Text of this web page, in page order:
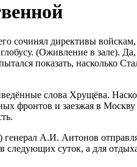
сочинял директивы
(Оживление в зале). Да,
показать, насколько
слова Хрущёва.
фронтов и заезжая в
А.И. Антонов
следующих суток, а для